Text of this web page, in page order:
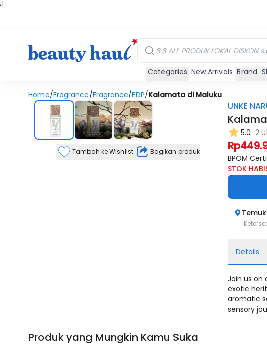
|
Categories New Arrivals Brand
Home/Fragrance/Fragrance/EDP/Kalamata di Maluku
Tambah ke Wishlist Bagikan produk
UNKE
5.0 2
BPOM
STOK
Details
Join us on
exotic
aromatic
sensory
Produk yang Mungkin Kamu Suka